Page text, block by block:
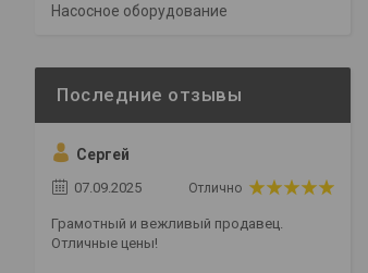
Насосное оборудование
Сергей
07.09.2025 Отлично
Грамотный и вежливый продавец.
Отличные цены!